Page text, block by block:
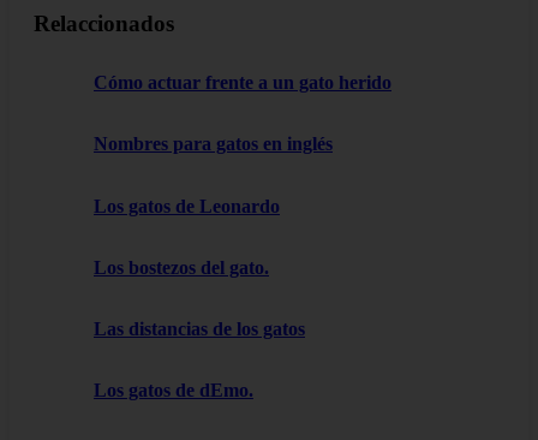
Relaccionados
Cómo actuar frente a un gato herido
Nombres para gatos en inglés
Los gatos de Leonardo
Los bostezos del gato.
Las distancias de los gatos
Los gatos de dEmo.